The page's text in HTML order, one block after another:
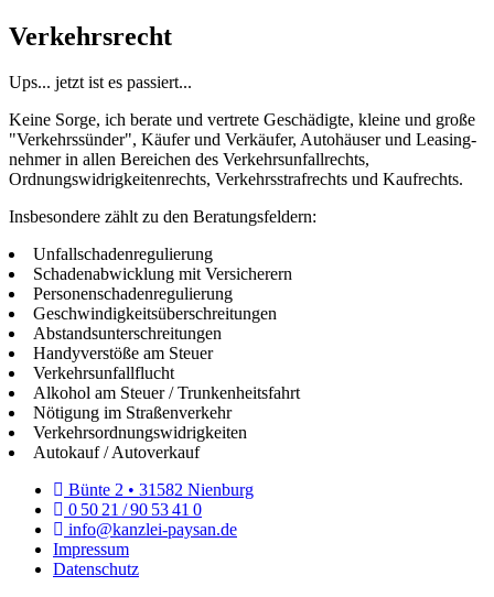
Verkehrsrecht
Ups... jetzt ist es passiert...
Keine Sorge, ich be­rate und ver­trete Geschädigte, kleine und große
"Verkehrssünder", Käu­fer und Verkäufer, Au­to­häu­ser und Lea­sing­
neh­mer in al­len Be­rei­chen des Verkehrsunfallrechts,
Ordnungswidrigkeitenrechts, Ver­kehrs­s­traf­rechts und Kaufrechts.
Insbesondere zählt zu den Beratungsfeldern:
Unfallschadenregulierung
Schadenabwicklung mit Versicherern
Personenschadenregulierung
Geschwindigkeitsüberschreitungen
Abstandsunterschreitungen
Handyverstöße am Steuer
Verkehrsunfallflucht
Alkohol am Steuer / Trunkenheitsfahrt
Nötigung im Straßenverkehr
Verkehrsordnungswidrigkeiten
Autokauf / Autoverkauf
Bünte 2 • 31582 Nienburg
0 50 21 / 90 53 41 0
info@kanzlei-paysan.de
Impressum
Datenschutz